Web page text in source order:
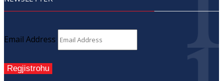
Email Address
Regjistrohu